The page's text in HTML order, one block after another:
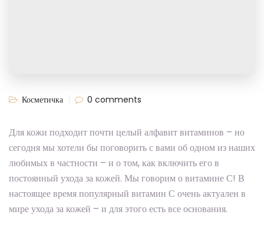
Косметичка 0 comments
Для кожи подходит почти целый алфавит витаминов – но
сегодня мы хотели бы поговорить с вами об одном из наших
любимых в частности – и о том, как включить его в
постоянный ухода за кожей. Мы говорим о витамине С! В
настоящее время популярный витамин С очень актуален в
мире ухода за кожей – и для этого есть все основания.